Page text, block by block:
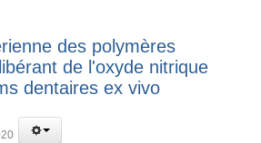
des polymères
de l'oxyde nitrique
dentaires ex vivo